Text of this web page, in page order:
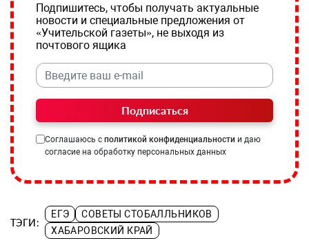
Подпишитесь, чтобы получать актуальные
новости и специальные предложения от
«Учительской газеты», не выходя из
почтового ящика
Подписаться
Соглашаюсь с политикой конфиденциальности и даю
согласие на обработку персональных данных
ТЭГИ:
ЕГЭ
СОВЕТЫ СТОБАЛЛЬНИКОВ
ХАБАРОВСКИЙ КРАЙ